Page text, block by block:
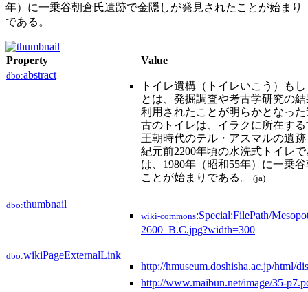
年）に一乗谷朝倉氏遺跡で金隠しが発見されたことが始まり
である。
Property Value
dbo:abstract
トイレ遺構（トイレいこう）も
とは、発掘調査や考古学研究の
利用されたことが明らかとなっ
古のトイレは、イラクに所在す
王朝時代のテル・アスマルの遺
紀元前2200年頃の水洗式トイレ
は、1980年（昭和55年）に一乗
ことが始まりである。
(ja)
dbo:thumbnail
wiki-commons:Special:FilePath/
2600_B.C.jpg?width=300
dbo:wikiPageExternalLink
http://hmuseum.doshisha.ac.jp/html/
http://www.maibun.net/image/35-